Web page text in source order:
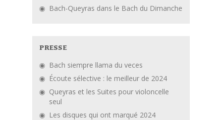
Bach-Queyras dans le Bach du Dimanche
PRESSE
Bach siempre llama du veces
Écoute sélective : le meilleur de 2024
Queyras et les Suites pour violoncelle
seul
Les disques qui ont marqué 2024